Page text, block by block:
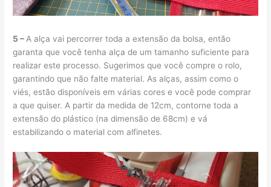
5 – A alça vai percorrer toda a extensão da bolsa, então
garanta que você tenha alça de um tamanho suficiente para
realizar este processo. Sugerimos que você compre o rolo,
garantindo que não falte material. As alças, assim como o
viés, estão disponíveis em várias cores e você pode comprar
a que quiser. A partir da medida de 12cm, contorne toda a
extensão do plástico (na dimensão de 68cm) e vá
estabilizando o material com alfinetes.